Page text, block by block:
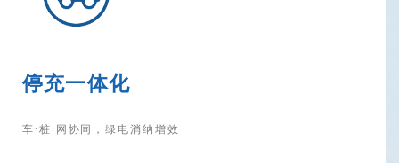
停充一体化
车·桩·网协同，绿电消纳增效